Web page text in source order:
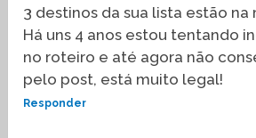
3 destinos da sua lista estão na
Há uns 4 anos estou tentando
no roteiro e até agora não
pelo post, está muito legal!
Responder